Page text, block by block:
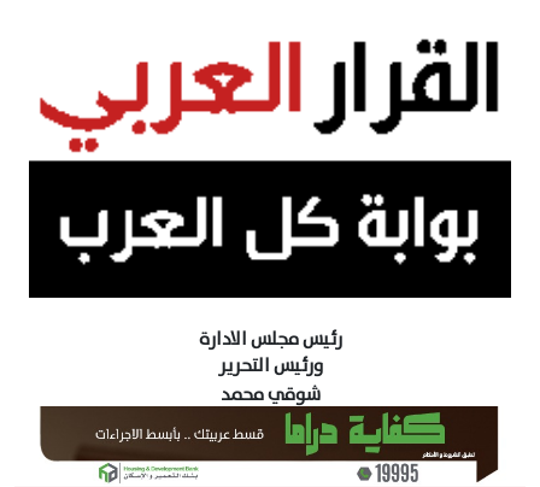
رئيس مجلس الادارة
ورئيس التحرير
شوقي محمد